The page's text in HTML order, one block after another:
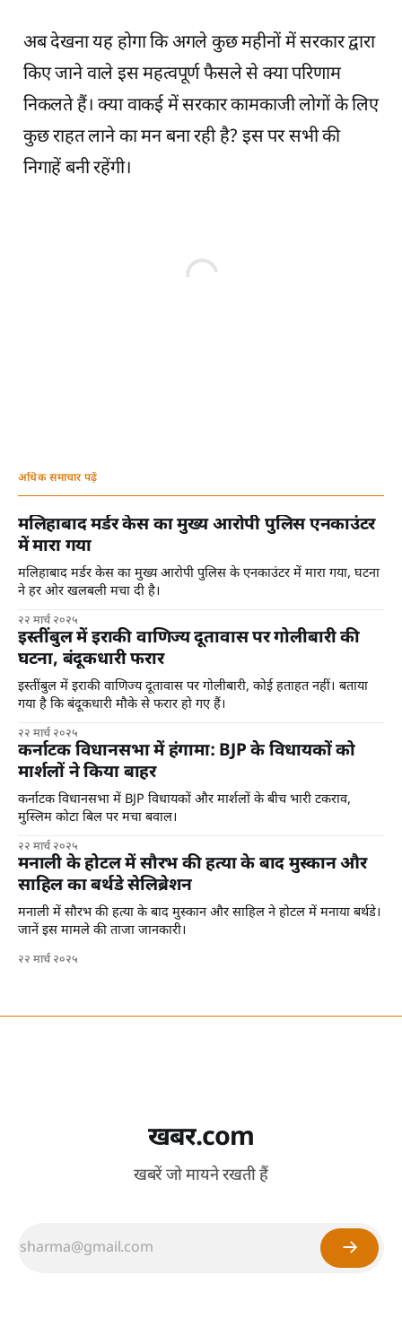
अब देखना यह होगा कि अगले कुछ महीनों में सरकार द्वारा
किए जाने वाले इस महत्वपूर्ण फैसले से क्या परिणाम
निकलते हैं। क्या वाकई में सरकार कामकाजी लोगों के लिए
कुछ राहत लाने का मन बना रही है? इस पर सभी की
निगाहें बनी रहेंगी।
अधिक समाचार पढ़ें
मलिहाबाद मर्डर केस का मुख्य आरोपी पुलिस एनकाउंटर
में मारा गया
मलिहाबाद मर्डर केस का मुख्य आरोपी पुलिस के एनकाउंटर में मारा गया, घटना
ने हर ओर खलबली मचा दी है।
२२ मार्च २०२५
इस्तींबुल में इराकी वाणिज्य दूतावास पर गोलीबारी की
घटना, बंदूकधारी फरार
इस्तींबुल में इराकी वाणिज्य दूतावास पर गोलीबारी, कोई हताहत नहीं। बताया
गया है कि बंदूकधारी मौके से फरार हो गए हैं।
२२ मार्च २०२५
कर्नाटक विधानसभा में हंगामा: BJP के विधायकों को
मार्शलों ने किया बाहर
कर्नाटक विधानसभा में BJP विधायकों और मार्शलों के बीच भारी टकराव,
मुस्लिम कोटा बिल पर मचा बवाल।
२२ मार्च २०२५
मनाली के होटल में सौरभ की हत्या के बाद मुस्कान और
साहिल का बर्थडे सेलिब्रेशन
मनाली में सौरभ की हत्या के बाद मुस्कान और साहिल ने होटल में मनाया बर्थडे।
जानें इस मामले की ताजा जानकारी।
२२ मार्च २०२५
खबर.com
खबरें जो मायने रखती हैं